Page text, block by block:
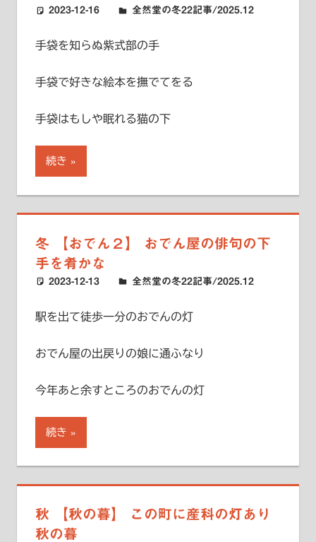
2023-12-16 ハードエッジ
全然堂の冬22記事/2025.12
手袋を知らぬ紫式部の手
手袋で好きな絵本を撫でてをる
手袋はもしや眠れる猫の下
続き
冬 【おでん２】 おでん屋の俳句の下
手を肴かな
2023-12-13 ハードエッジ
全然堂の冬22記事/2025.12
駅を出て徒歩一分のおでんの灯
おでん屋の出戻りの娘に通ふなり
今年あと余すところのおでんの灯
続き
秋 【秋の暮】 この町に産科の灯あり
秋の暮